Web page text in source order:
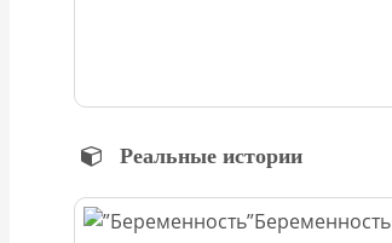
Реальные истории
Беременность